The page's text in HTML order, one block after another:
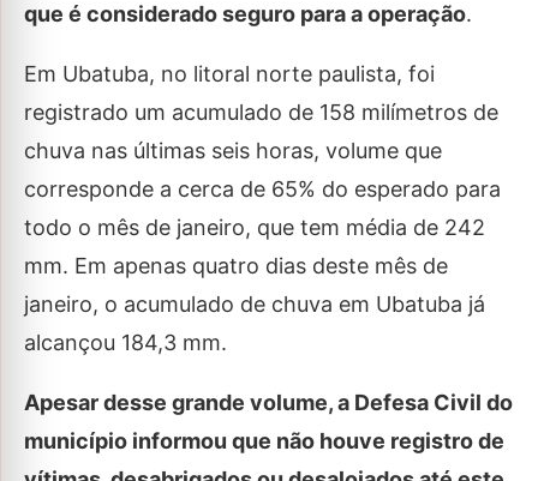
que é considerado seguro para a operação.
Em Ubatuba, no litoral norte paulista, foi
registrado um acumulado de 158 milímetros de
chuva nas últimas seis horas, volume que
corresponde a cerca de 65% do esperado para
todo o mês de janeiro, que tem média de 242
mm. Em apenas quatro dias deste mês de
janeiro, o acumulado de chuva em Ubatuba já
alcançou 184,3 mm.
Apesar desse grande volume, a Defesa Civil do
município informou que não houve registro de